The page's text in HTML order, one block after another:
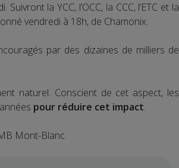
la YCC, l’OCC, la CCC, l’ETC et la
vendredi à 18h, de Chamonix.
par des dizaines de milliers de
naturel. Conscient de cet aspect, les
pour réduire cet impact.
Mont-Blanc.